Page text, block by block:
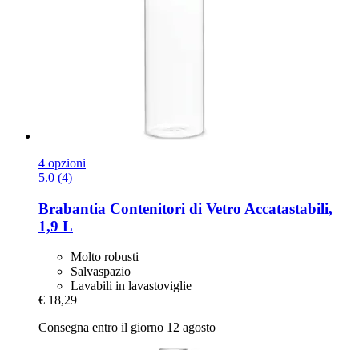
4 opzioni
5.0 (4)
Brabantia Contenitori di Vetro Accatastabili,
1,9 L
Molto robusti
Salvaspazio
Lavabili in lavastoviglie
€ 18,29
Consegna entro il giorno 12 agosto